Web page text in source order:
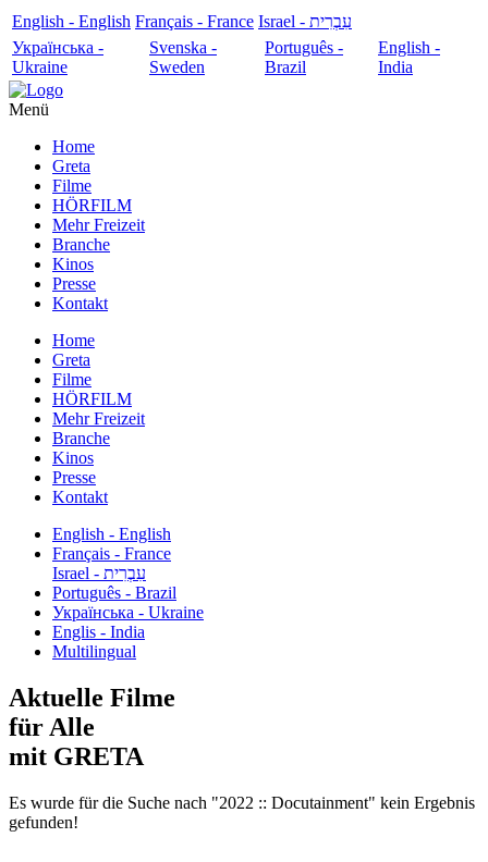
English - English Français - France
עִבְרִית - Israel
Українська -
Ukraine
Svenska -
Sweden
Português -
Brazil
English -
India
Menü
Home
Greta
Filme
HÖRFILM
Mehr Freizeit
Branche
Kinos
Presse
Kontakt
Home
Greta
Filme
HÖRFILM
Mehr Freizeit
Branche
Kinos
Presse
Kontakt
English - English
Français - France
עִבְרִית - Israel
Português - Brazil
Українська - Ukraine
Englis - India
Multilingual
Aktuelle Filme
für Alle
mit GRETA
Es wurde für die Suche nach "2022 :: Docutainment" kein Ergebnis
gefunden!